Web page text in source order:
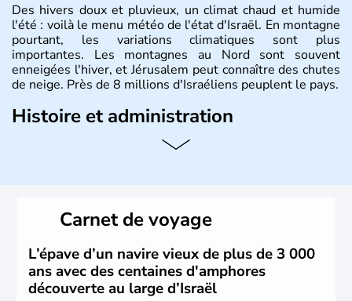
Des hivers doux et pluvieux, un climat chaud et humide
l'été : voilà le menu météo de l'état d'Israël. En montagne
pourtant, les variations climatiques sont plus
importantes. Les montagnes au Nord sont souvent
enneigées l'hiver, et Jérusalem peut connaître des chutes
de neige. Près de 8 millions d'Israéliens peuplent le pays.
Histoire et administration
L'Israël est un état de la partie est de la Méditerranée,
vrai essor économique dans le domaine des nouvelles
Carnet de voyage
L’épave d’un navire vieux de plus de 3 000
ans avec des centaines d'amphores
découverte au large d’Israël